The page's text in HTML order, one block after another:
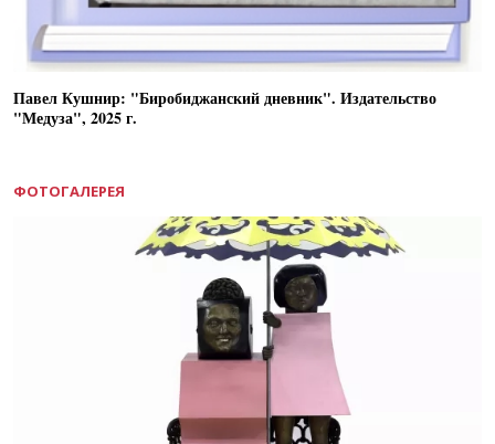
Павел Кушнир: "Биробиджанский дневник". Издательство
"Медуза", 2025 г.
ФОТОГАЛЕРЕЯ